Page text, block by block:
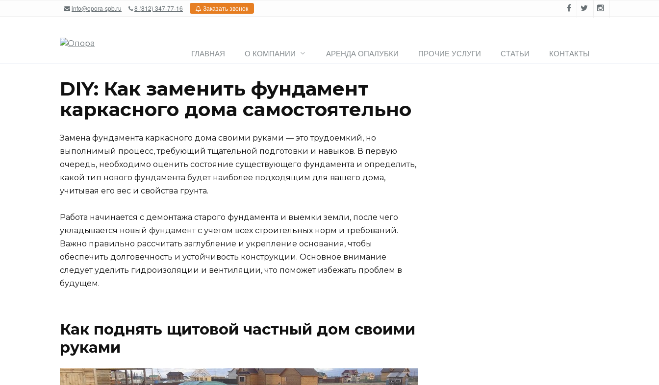
info@opora-spb.ru 8 (812) 347-77-16 Заказать звонок
ГЛАВНАЯ О КОМПАНИИ АРЕНДА ОПАЛУБКИ ПРОЧИЕ УСЛУГИ СТАТЬИ КОНТАКТЫ
DIY: Как заменить фундамент
каркасного дома самостоятельно
Замена фундамента каркасного дома своими руками — это трудоемкий, но
выполнимый процесс, требующий тщательной подготовки и навыков. В первую
очередь, необходимо оценить состояние существующего фундамента и определить,
какой тип нового фундамента будет наиболее подходящим для вашего дома,
учитывая его вес и свойства грунта.
Работа начинается с демонтажа старого фундамента и выемки земли, после чего
укладывается новый фундамент с учетом всех строительных норм и требований.
Важно правильно рассчитать заглубление и укрепление основания, чтобы
обеспечить долговечность и устойчивость конструкции. Основное внимание
следует уделить гидроизоляции и вентиляции, что поможет избежать проблем в
будущем.
Как поднять щитовой частный дом своими
руками